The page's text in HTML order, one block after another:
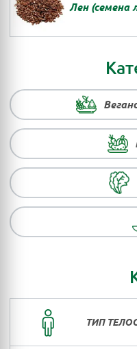
Лен (семена
ТИП